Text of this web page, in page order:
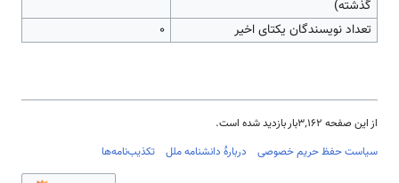
گذشته)
تعداد نویسندگان یکتای اخیر ۰
از این صفحه ۳٬۱۶۲بار بازدید شده است.
سیاست حفظ حریم خصوصی
دربارهٔ دانشنامه ملل تکذیب‌نامه‌ها